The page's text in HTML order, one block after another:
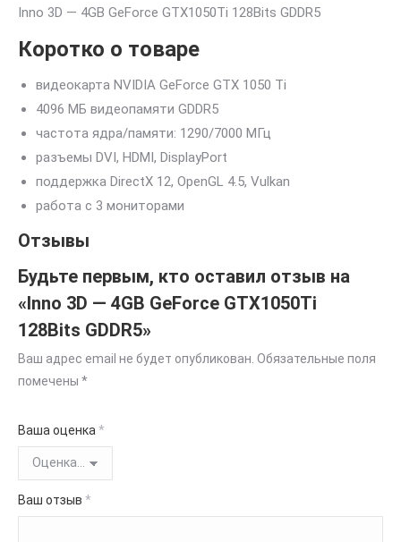
Inno 3D — 4GB GeForce GTX1050Ti 128Bits GDDR5
Коротко о товаре
видеокарта NVIDIA GeForce GTX 1050 Ti
4096 МБ видеопамяти GDDR5
частота ядра/памяти: 1290/7000 МГц
разъемы DVI, HDMI, DisplayPort
поддержка DirectX 12, OpenGL 4.5, Vulkan
работа с 3 мониторами
Отзывы
Будьте первым, кто оставил отзыв на
«Inno 3D — 4GB GeForce GTX1050Ti
128Bits GDDR5»
Ваш адрес email не будет опубликован. Обязательные поля
помечены *
Ваша оценка *
Ваш отзыв *